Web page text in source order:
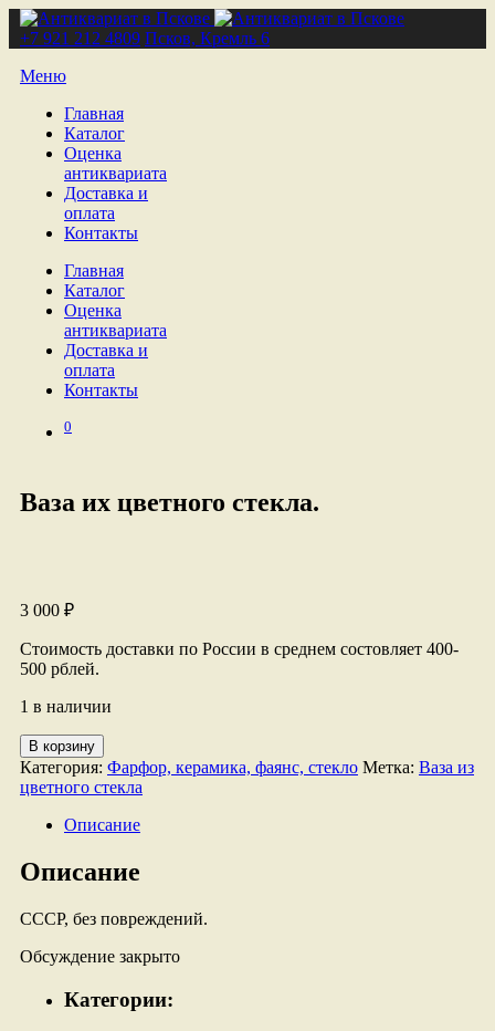
+7 921 212 4809 Псков, Кремль 6
Меню
Главная
Каталог
Оценка
антиквариата
Доставка и
оплата
Контакты
Главная
Каталог
Оценка
антиквариата
Доставка и
оплата
Контакты
0
Ваза их цветного стекла.
3 000 ₽
Стоимость доставки по России в среднем состовляет 400-
500 рблей.
1 в наличии
Количество
товара
Ваза
их
цветного
В корзину
Категория: Фарфор, керамика, фаянс, стекло Метка: Ваза из
цветного стекла
Описание
Описание
СССР, без повреждений.
Обсуждение закрыто
Категории: